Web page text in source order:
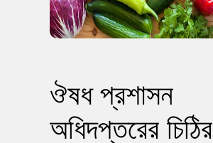
ঔষধ প্রশাসন
অধিদপ্তরের চিঠির